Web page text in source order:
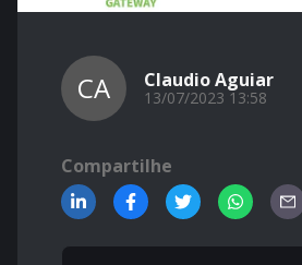
CA Claudio Aguiar
13/07/2023 13:58
Compartilhe